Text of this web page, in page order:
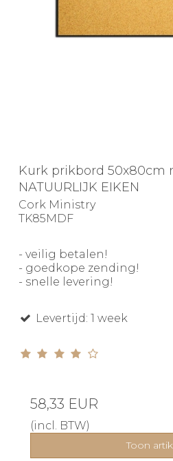
Kurk prikbord 50x80cm
NATUURLIJK EIKEN
Cork Ministry
TK85MDF
- veilig betalen!
- goedkope zending!
- snelle levering!
Levertijd: 1 week
58,33 EUR
(incl. BTW)
Toon